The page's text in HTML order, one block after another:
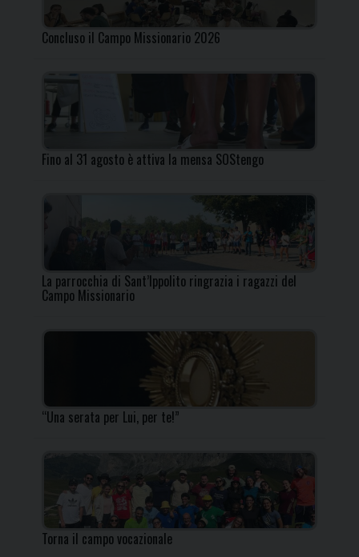
Concluso il Campo Missionario 2026
Fino al 31 agosto è attiva la mensa SOStengo
La parrocchia di Sant’Ippolito ringrazia i ragazzi del
Campo Missionario
“Una serata per Lui, per te!”
Torna il campo vocazionale